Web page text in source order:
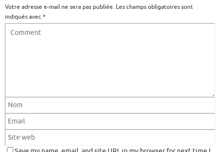
Votre adresse e-mail ne sera pas publiée. Les champs obligatoires sont
indiqués avec*